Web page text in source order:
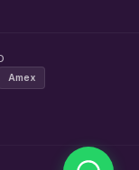
Amex